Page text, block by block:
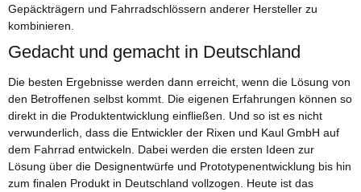
Gepäckträgern und Fahrradschlössern anderer Hersteller zu
kombinieren.
Gedacht und gemacht in Deutschland
Die besten Ergebnisse werden dann erreicht, wenn die Lösung von
den Betroffenen selbst kommt. Die eigenen Erfahrungen können so
direkt in die Produktentwicklung einfließen. Und so ist es nicht
verwunderlich, dass die Entwickler der Rixen und Kaul GmbH auf
dem Fahrrad entwickeln. Dabei werden die ersten Ideen zur
Lösung über die Designentwürfe und Prototypenentwicklung bis hin
zum finalen Produkt in Deutschland vollzogen. Heute ist das